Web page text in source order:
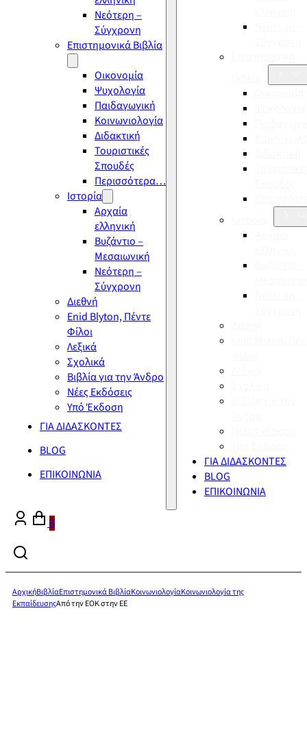
Νεότερη –
Σύγχρονη
Επιστημονικά Βιβλία
Οικονομία
Ψυχολογία
Παιδαγωγική
Κοινωνιολογία
Διδακτική
Τουριστικές
Σπουδές
Περισσότερα…
Ιστορία
Αρχαία
ελληνική
Βυζάντιο –
Μεσαιωνική
Νεότερη –
Σύγχρονη
Διεθνή
Enid Blyton, Πέντε
Φίλοι
Λεξικά
Σχολικά
Βιβλία για την Άνδρο
Νέες Εκδόσεις
Υπό Έκδοση
ΓΙΑ ΔΙΔΑΣΚΟΝΤΕΣ
BLOG
ΕΠΙΚΟΙΝΩΝΙΑ
ΓΙΑ ΔΙΔΑΣΚΟΝΤΕΣ
BLOG
ΕΠΙΚΟΙΝΩΝΙΑ
0
ΑρχικήΒιβλίαΕπιστημονικά ΒιβλίαΚοινωνιολογίαΚοινωνιολογία της
ΕκπαίδευσηςΑπό την ΕΟΚ στην ΕΕ